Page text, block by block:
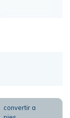
convertir a